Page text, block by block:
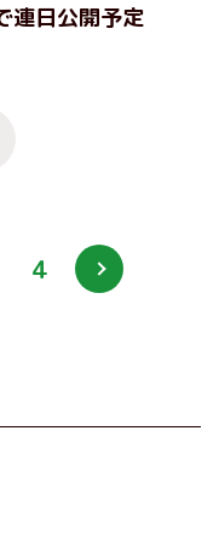
連日公開予定
4